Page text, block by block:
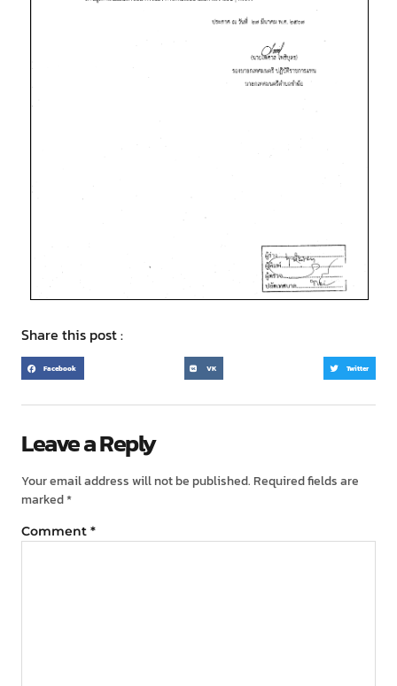
Share this post :
Facebook VK Twitter
Leave a Reply
Your email address will not be published. Required fields are
marked*
Comment *